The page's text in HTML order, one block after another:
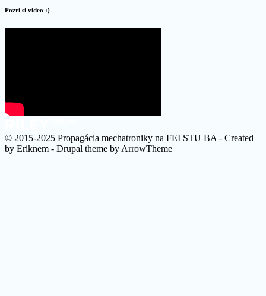
Pozri si video :)
© 2015-2025 Propagácia mechatroniky na FEI STU BA - Created
by Eriknem - Drupal theme by ArrowTheme